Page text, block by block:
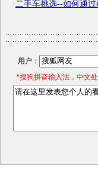
· 二手车挑选--如何通
用户：
*搜狗拼音输入法，中文